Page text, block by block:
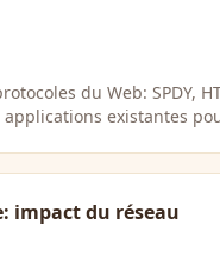
du Web: SPDY,
existantes
impact du réseau